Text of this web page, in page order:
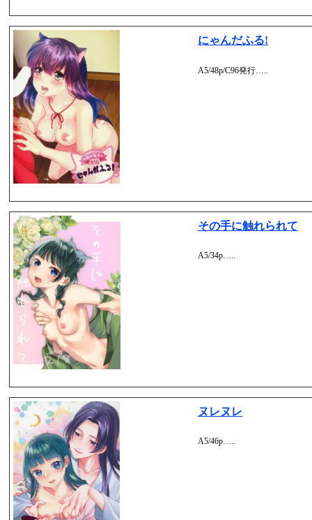
にゃんだふる!
A5/48p/C96発行…..
その手に触れられて
A5/34p…..
ヌレヌレ
A5/46p…..